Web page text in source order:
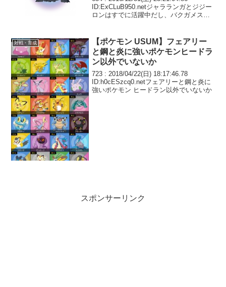
ID:ExCLuB950.netジャラランガとジジー
ロンはすでに活躍中だし、バクガメスは
わからん
対戦・育成
【ポケモン USUM】フェアリー
と鋼と炎に強いポケモンヒードラ
ン以外でいないか
723 : 2018/04/22(日) 18:17:46.78
ID:h0cESzcq0.netフェアリーと鋼と炎に
強いポケモン ヒードラン以外でいないか
スポンサーリンク